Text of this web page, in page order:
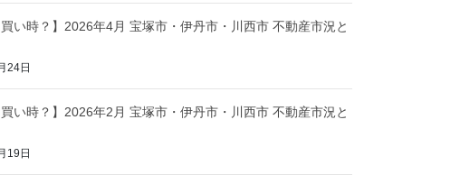
買い時？】2026年4月 宝塚市・伊丹市・川西市 不動産市況と
24日
買い時？】2026年2月 宝塚市・伊丹市・川西市 不動産市況と
19日